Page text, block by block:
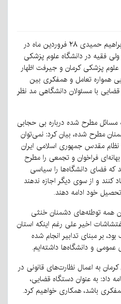
حجت الاسلام و المسلمین ابراهیم حمیدی ۲۸ فروردین ماه در
فقیه در دانشگاه علوم پزشکی
پزشکی کرمان و جیرفت اظهار
همواره تعامل و همفکری بین
با مسئولان دانشگاهی مد نظر
مسائل مطرح شده درباره بی حجابی
مطرح شده، بیان کرد: نمی‌توان
مقدس جمهوری اسلامی ایران
فراخوان و تجمعی را مطرح
که فضای دانشگاه‌ها را سیاسی
کنند و از سوی دیگر اجازه ندهند
خود ادامه دهند.
همه توطئه‌های دشمنان خنثی
اخیر علی رغم اینکه استان
بر مبنای تدابیر انجام شده
و دانشگاه‌ها داشته‌ایم.
به اعمال نظارت‌های قانونی در
داد: به عنوان دستگاه قضایی،
باشد، همکاری خواهیم کرد.